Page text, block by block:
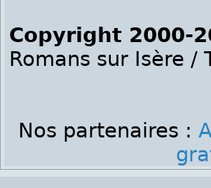
Copyright 2000-
Romans sur Isère /
Nos partenaires :